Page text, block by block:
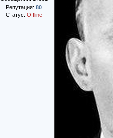
Репутация:80
Статус: Offline